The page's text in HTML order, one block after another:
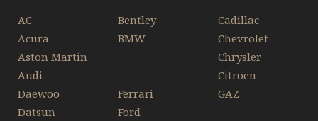
AC
Acura
Aston Martin
Audi
Bentley
BMW
Cadillac
Chevrolet
Chrysler
Citroen
Daewoo
Datsun
Ferrari
Ford
GAZ